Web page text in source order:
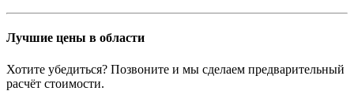
Лучшие цены в области
Хотите убедиться? Позвоните и мы сделаем предварительный
расчёт стоимости.